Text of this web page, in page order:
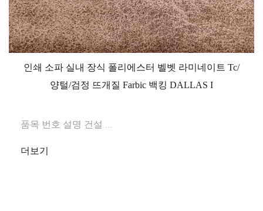
인쇄 소파 실내 장식 폴리에스터 벨벳 라미네이트 Tc/
양털/검정 뜨개질 Farbic 백킹 DALLAS I
품목 번호 설명 건설 ...
더보기